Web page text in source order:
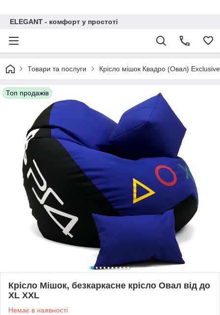
ELEGANT - комфорт у простоті
Товари та послуги Крісло мішок Квадро (Овал) Exclusive
Топ продажів
Крісло Мішок, безкаркасне крісло Овал від до
XL XXL
Немає в наявності